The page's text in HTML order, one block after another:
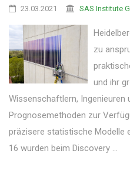
23.03.2021 SAS Institute
zu
und ihr
Wissenschaftlern, Ingenieuren
Prognosemethoden zur
präzisere statistische Modelle
16 wurden beim Discovery ...